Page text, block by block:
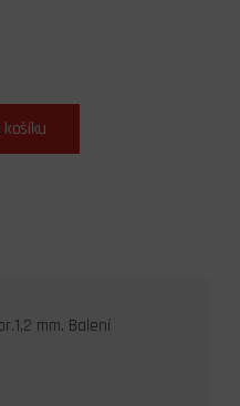
košíku
mm. Balení